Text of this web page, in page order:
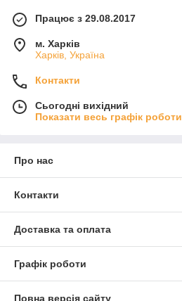
Працює з 29.08.2017
м. Харків
Харків, Україна
Контакти
Сьогодні вихідний
Показати весь графік роботи
Про нас
Контакти
Доставка та оплата
Графік роботи
Повна версія сайту